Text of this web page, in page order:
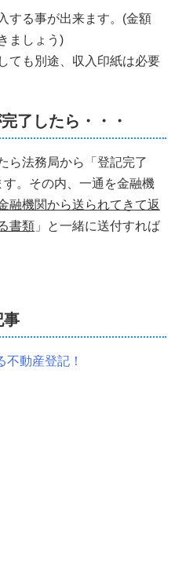
する事が出来ます。(金額
ましょう)
ても別途、収入印紙は必要
了したら・・・
ら法務局から「登記完了
。その内、一通を金融機
融機関から送られてきて返
書類 」と一緒に送付すれば
事
不動産登記！